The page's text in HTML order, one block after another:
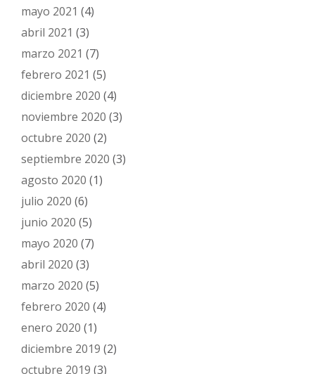
mayo 2021 (4)
abril 2021 (3)
marzo 2021 (7)
febrero 2021 (5)
diciembre 2020 (4)
noviembre 2020 (3)
octubre 2020 (2)
septiembre 2020 (3)
agosto 2020 (1)
julio 2020 (6)
junio 2020 (5)
mayo 2020 (7)
abril 2020 (3)
marzo 2020 (5)
febrero 2020 (4)
enero 2020 (1)
diciembre 2019 (2)
octubre 2019 (3)